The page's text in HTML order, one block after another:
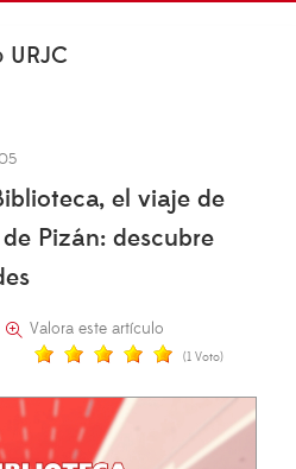
el viaje de
Pizán: descubre
Valora este artículo
(1 Voto)